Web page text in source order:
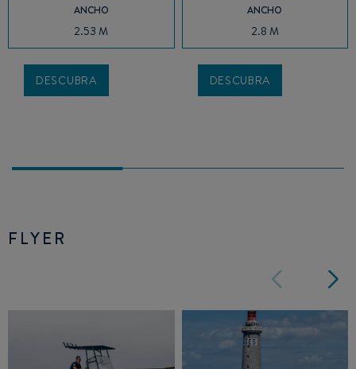
ANCHO
2.53 M
DESCUBRA
ANCHO
2.8 M
DESCUBRA
FLYER